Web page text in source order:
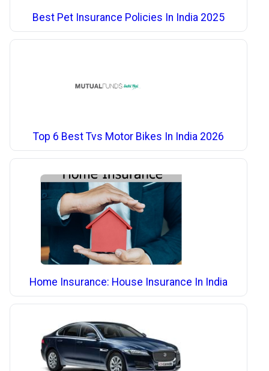
Best Pet Insurance Policies In India 2025
Top 6 Best Tvs Motor Bikes In India 2026
Home Insurance: House Insurance In India